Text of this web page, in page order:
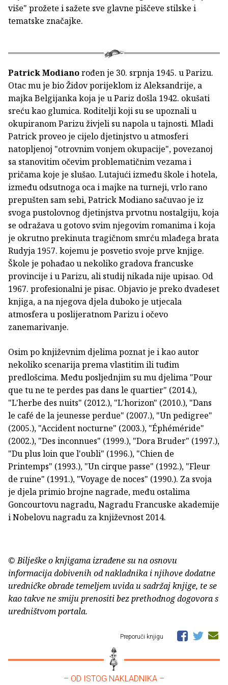
više" prožete i sažete sve glavne piščeve stilske i
tematske značajke.
Patrick Modianorođen je 30. srpnja 1945. u Parizu.
Otac mu je bio Židov porijeklom iz Aleksandrije, a
majka Belgijanka koja je u Pariz došla 1942. okušati
sreću kao glumica. Roditelji koji su se upoznali u
okupiranom Parizu živjeli su napola u tajnosti. Mladi
Patrick proveo je cijelo djetinjstvo u atmosferi
natopljenoj "otrovnim vonjem okupacije", povezanoj
sa stanovitim očevim problematičnim vezama i
pričama koje je slušao. Lutajući između škole i hotela,
između odsutnoga oca i majke na turneji, vrlo rano
prepušten sam sebi, Patrick Modiano sačuvao je iz
svoga pustolovnog djetinjstva prvotnu nostalgiju, koja
se odražava u gotovo svim njegovim romanima i koja
je okrutno prekinuta tragičnom smrću mlađega brata
Rudyja 1957. kojemu je posvetio svoje prve knjige.
Škole je pohađao u nekoliko gradova francuske
provincije i u Parizu, ali studij nikada nije upisao. Od
1967. profesionalni je pisac. Objavio je preko dvadeset
knjiga, a na njegova djela duboko je utjecala
atmosfera u poslijeratnom Parizu i očevo
zanemarivanje.
Osim po književnim djelima poznat je i kao autor
nekoliko scenarija prema vlastitim ili tuđim
predlošcima. Među posljednjim su mu djelima "Pour
que tu ne te perdes pas dans le quartier" (2014.),
"L'herbe des nuits" (2012.), "L'horizon" (2010.), "Dans
le café de la jeunesse perdue" (2007.), "Un pedigree"
(2005.), "Accident nocturne" (2003.), "Éphéméride"
(2002.), "Des inconnues" (1999.), "Dora Bruder" (1997.),
"Du plus loin que l'oubli" (1996.), "Chien de
Printemps" (1993.), "Un cirque passe" (1992.), "Fleur
de ruine" (1991.), "Voyage de noces" (1990.). Za svoja
je djela primio brojne nagrade, među ostalima
Goncourtovu nagradu, Nagradu Francuske akademije
i Nobelovu nagradu za književnost 2014.
© Bilješke o knjigama izrađene su na osnovu
informacija dobivenih od nakladnika i njihove dodatne
uredničke obrade temeljem uvida u sadržaj knjige, te se
kao takve ne smiju prenositi bez prethodnog dogovora s
uredništvom portala.
Preporuči knjigu
– OD ISTOG NAKLADNIKA –